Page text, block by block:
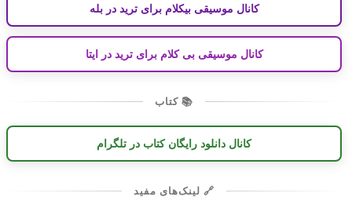
کانال موسیقی بیکلام برای ترید در بله
کانال موسیقی بی کلام برای ترید در ایتا
📚 کتاب
کانال دانلود رایگان کتاب در تلگرام
🔗 لینک‌های مفید